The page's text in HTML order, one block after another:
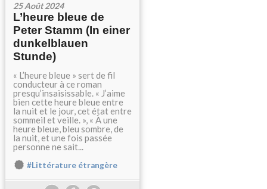
25 Août 2024
L’heure bleue de
Peter Stamm (In einer
dunkelblauen
Stunde)
« L’heure bleue » sert de fil
conducteur à ce roman
presqu’insaisissable. « J’aime
bien cette heure bleue entre
la nuit et le jour, cet état entre
sommeil et veille. », « À une
heure bleue, bleu sombre, de
la nuit, et une fois passée
personne ne sait...
#Littérature étrangère